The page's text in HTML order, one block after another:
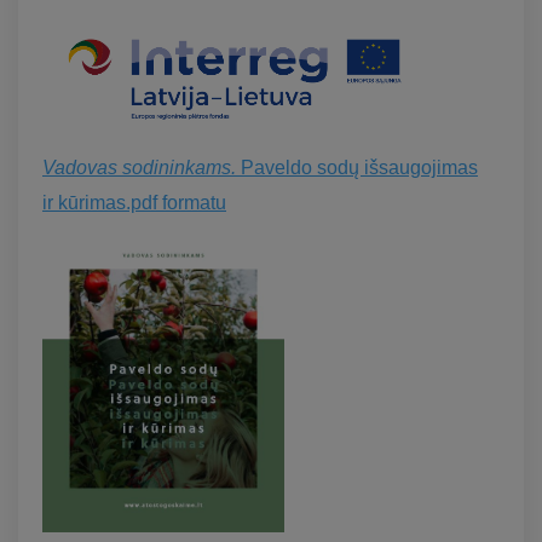
Vadovas sodininkams. Paveldo sodų išsaugojimas
ir kūrimas.pdf formatu